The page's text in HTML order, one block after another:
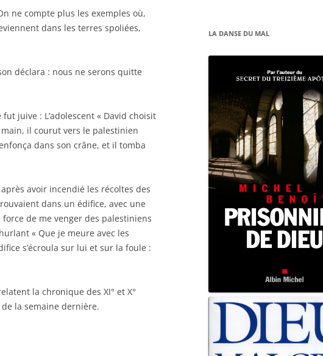
ne compte plus les exemples où,
dans les terres spoliées,
déclara : nous ne serons quitte
juive : L’adolescent « David choisit
il courut vers le palestinien
dans son crâne, et il tomba
avoir incendié les récoltes des
dans un édifice, avec une
de me venger des palestiniens
« Que je meure avec les
s’écroula sur lui et sur la foule :
la chronique des XI° et X°
la semaine dernière.
LA DANSE DU MAL